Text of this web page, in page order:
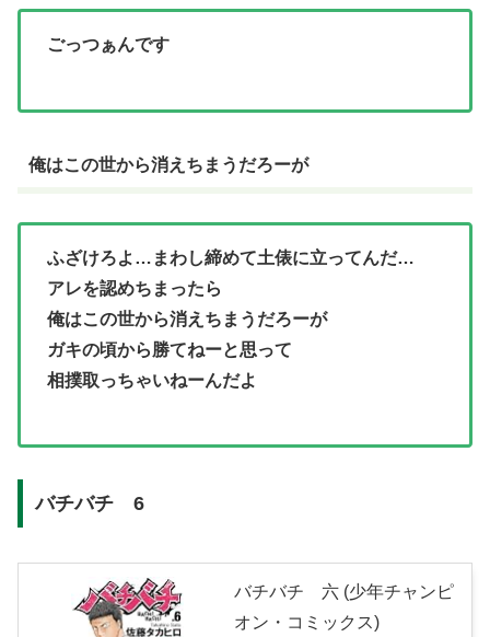
ごっつぁんです
俺はこの世から消えちまうだろーが
ふざけろよ…まわし締めて土俵に立ってんだ…
アレを認めちまったら
俺はこの世から消えちまうだろーが
ガキの頃から勝てねーと思って
相撲取っちゃいねーんだよ
バチバチ 6
バチバチ 六 (少年チャンピ
オン・コミックス)